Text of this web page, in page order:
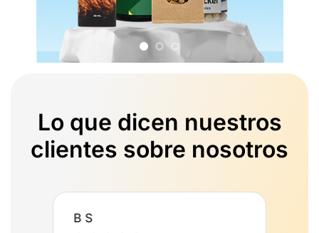
Lo que dicen nuestros
clientes sobre nosotros